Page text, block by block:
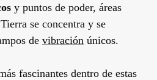
y puntos de poder, áreas
se concentra y se
de vibración únicos.
fascinantes dentro de estas